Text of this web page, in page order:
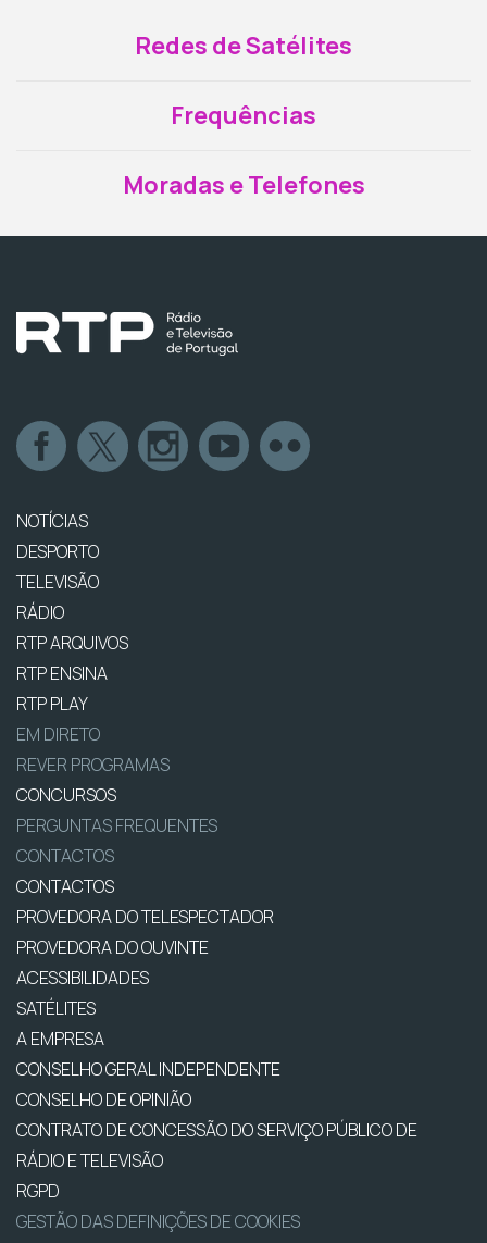
Redes de Satélites
Frequências
Moradas e Telefones
NOTÍCIAS
DESPORTO
TELEVISÃO
RÁDIO
RTP ARQUIVOS
RTP ENSINA
RTP PLAY
EM DIRETO
REVER PROGRAMAS
CONCURSOS
PERGUNTAS FREQUENTES
CONTACTOS
CONTACTOS
PROVEDORA DO TELESPECTADOR
PROVEDORA DO OUVINTE
ACESSIBILIDADES
SATÉLITES
A EMPRESA
CONSELHO GERAL INDEPENDENTE
CONSELHO DE OPINIÃO
CONTRATO DE CONCESSÃO DO SERVIÇO PÚBLICO DE
RÁDIO E TELEVISÃO
RGPD
GESTÃO DAS DEFINIÇÕES DE COOKIES